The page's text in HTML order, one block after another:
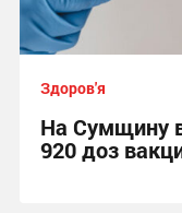
Здоров'я
На Сумщину
920 доз